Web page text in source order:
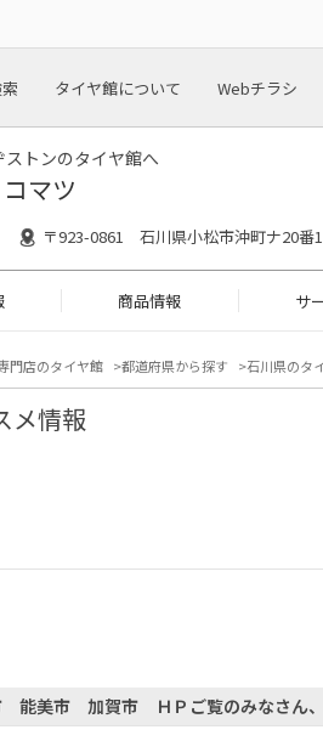
タイヤ館について Webチラシ
トンのタイヤ館へ
マツ
〒923-0861 石川県小松市沖町ナ20番1
商品情報 サ
門店のタイヤ館 都道府県から探す 石川県のタ
メ情報
能美市 加賀市 ＨＰご覧のみなさん、